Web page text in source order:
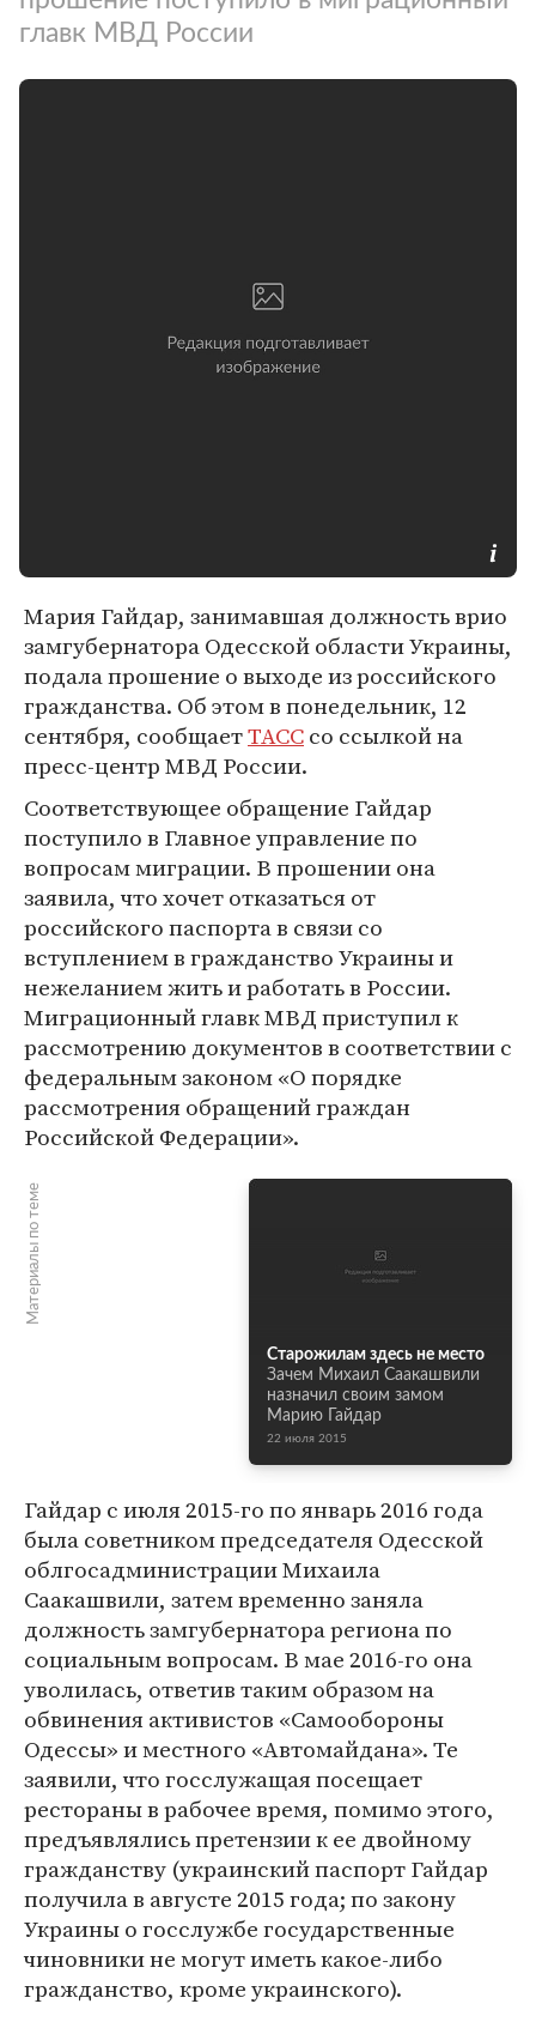
главк МВД России
Мария Гайдар, занимавшая должность врио
замгубернатора Одесской области Украины,
подала прошение о выходе из российского
гражданства. Об этом в понедельник, 12
сентября, сообщаетТАССсо ссылкой на
пресс-центр МВД России.
Соответствующее обращение Гайдар
поступило в Главное управление по
вопросам миграции. В прошении она
заявила, что хочет отказаться от
российского паспорта в связи со
вступлением в гражданство Украины и
нежеланием жить и работать в России.
Миграционный главк МВД приступил к
рассмотрению документов в соответствии с
федеральным законом «О порядке
рассмотрения обращений граждан
Российской Федерации».
Материалы по теме
Старожилам здесь не место
Зачем Михаил Саакашвили
назначил своим замом
Марию Гайдар
22 июля 2015
Гайдар с июля 2015-го по январь 2016 года
была советником председателя Одесской
облгосадминистрации Михаила
Саакашвили, затем временно заняла
должность замгубернатора региона по
социальным вопросам. В мае 2016-го она
уволилась, ответив таким образом на
обвинения активистов «Самообороны
Одессы» и местного «Автомайдана». Те
заявили, что госслужащая посещает
рестораны в рабочее время, помимо этого,
предъявлялись претензии к ее двойному
гражданству (украинский паспорт Гайдар
получила в августе 2015 года; по закону
Украины о госслужбе государственные
чиновники не могут иметь какое-либо
гражданство, кроме украинского).